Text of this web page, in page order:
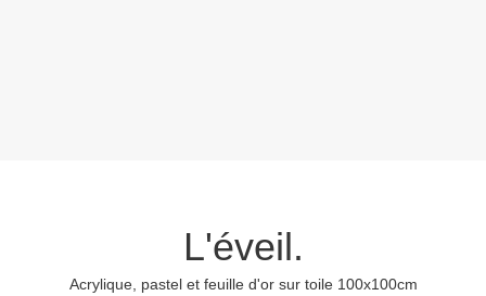
L'éveil.
Acrylique, pastel et feuille d'or sur toile 100x100cm